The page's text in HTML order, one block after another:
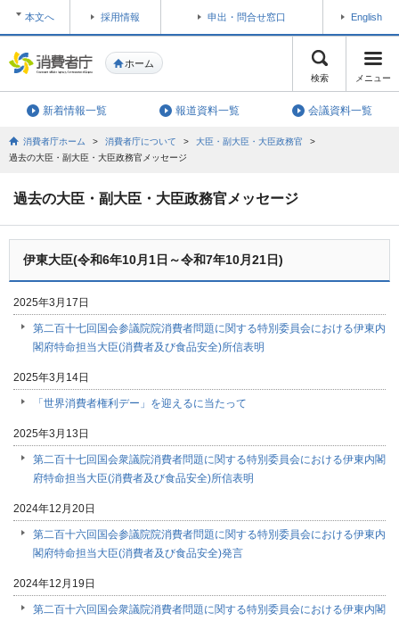
ホーム
本文へ 採用情報 申出・問合せ窓口 English
メニュー
検索
新着情報一覧 報道資料一覧 会議資料一覧
消費者庁ホーム > 消費者庁について > 大臣・副大臣・大臣政務官
>
過去の大臣・副大臣・大臣政務官メッセージ
過去の大臣・副大臣・大臣政務官メッセージ
伊東大臣(令和6年10月1日～令和7年10月21日)
2025年3月17日
第二百十七回国会参議院院消費者問題に関する特別委員会における伊東内
閣府特命担当大臣(消費者及び食品安全)所信表明
2025年3月14日
「世界消費者権利デー」を迎えるに当たって
2025年3月13日
第二百十七回国会衆議院消費者問題に関する特別委員会における伊東内閣
府特命担当大臣(消費者及び食品安全)所信表明
2024年12月20日
第二百十六回国会参議院院消費者問題に関する特別委員会における伊東内
閣府特命担当大臣(消費者及び食品安全)発言
2024年12月19日
第二百十六回国会衆議院消費者問題に関する特別委員会における伊東内閣